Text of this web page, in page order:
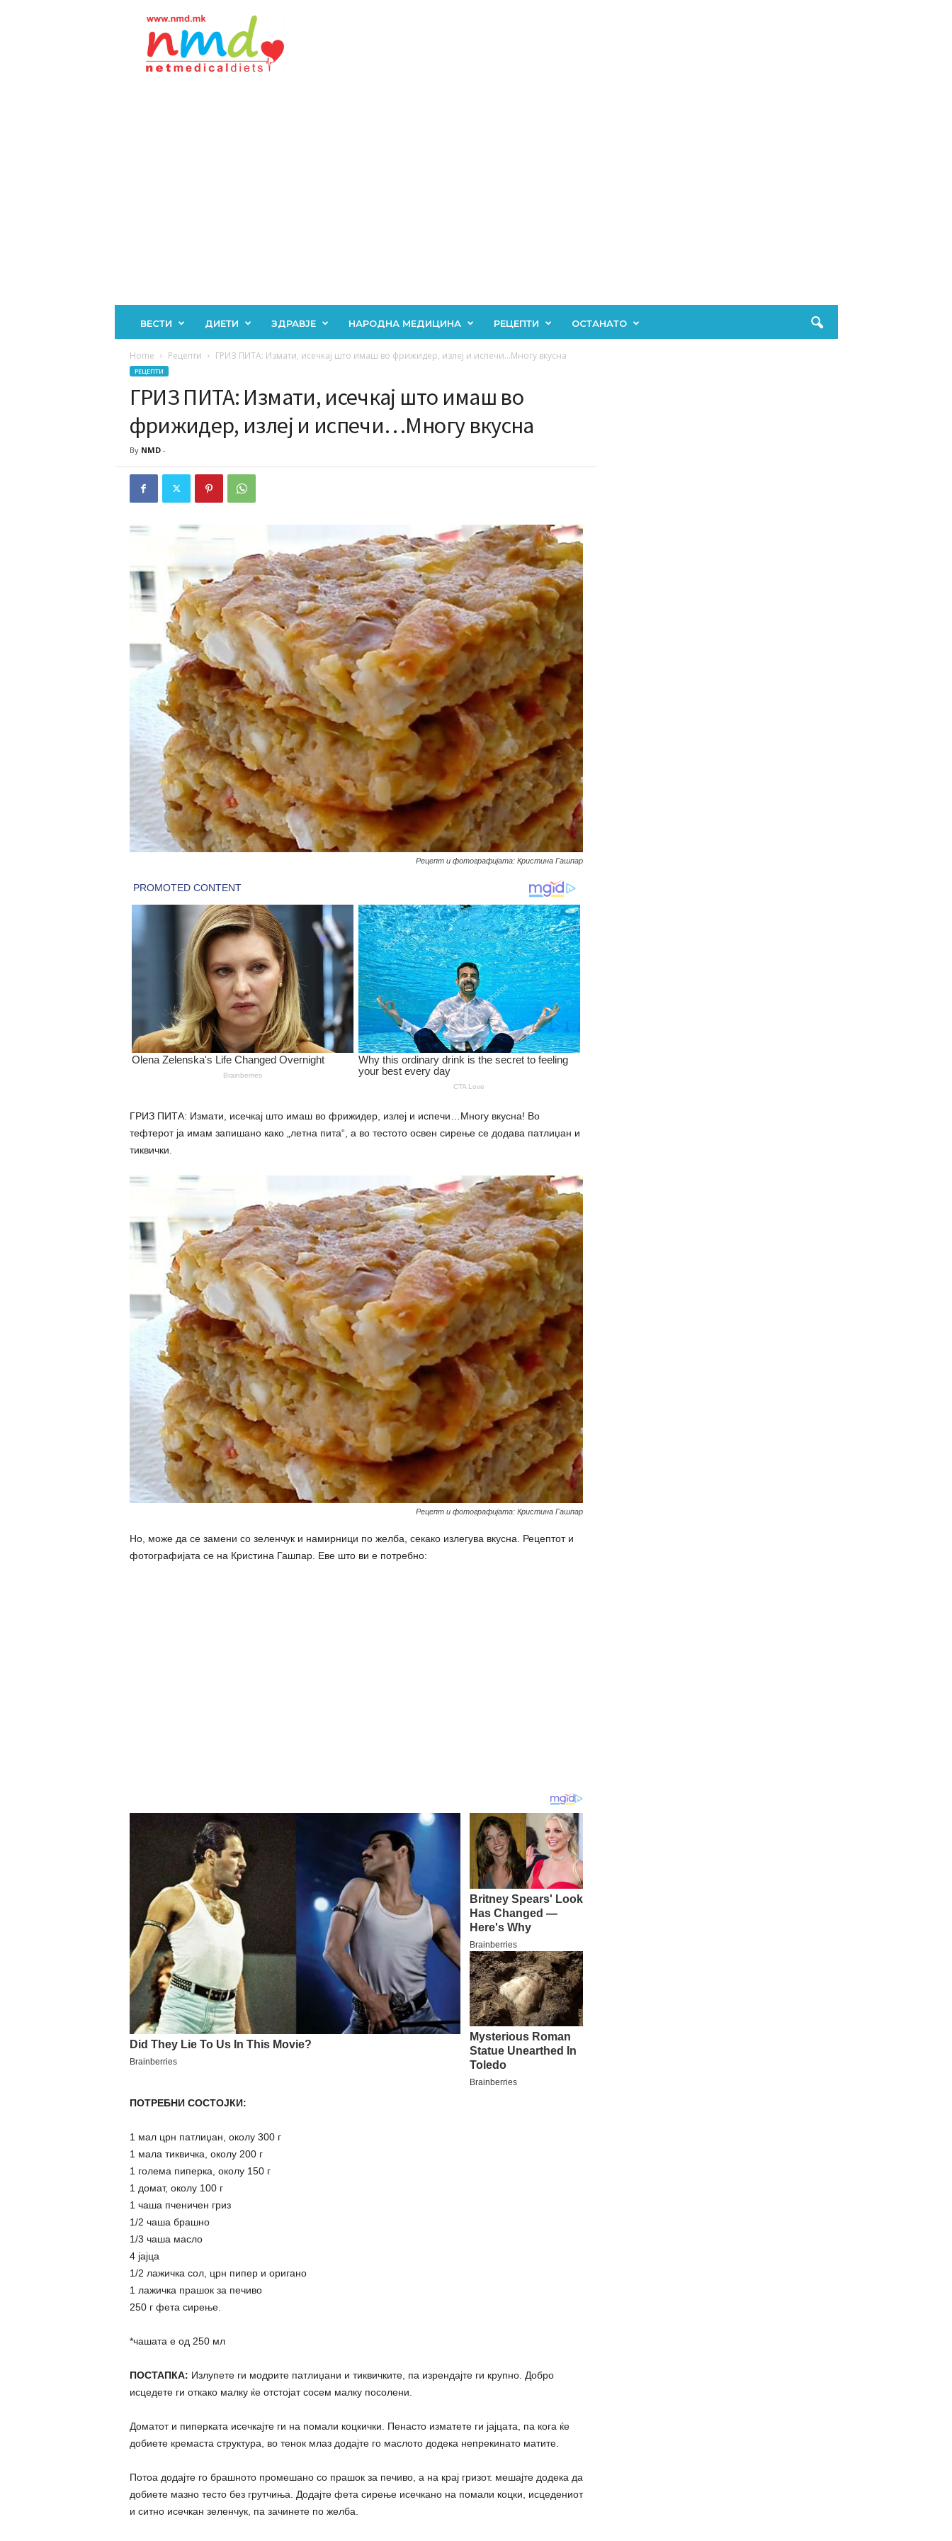
ВЕСТИ ДИЕТИ ЗДРАВЈЕ НАРОДНА МЕДИЦИНА РЕЦЕПТИ ОСТАНАТО
Home Рецепти ГРИЗ ПИТА: Измати, исечкај што имаш во фрижидер, излеј и испечи…Многу вкусна
РЕЦЕПТИ
ГРИЗ ПИТА: Измати, исечкај што имаш во
фрижидер, излеј и испечи…Многу вкусна
By NMD-
Рецепт и фотографијата: Кристина Гашпар
ГРИЗ ПИТА: Измати, исечкај што имаш во фрижидер, излеј и испечи…Многу вкусна! Во
тефтерот ја имам запишано како „летна пита“, а во тестото освен сирење се додава патлиџан и
тиквички.
Рецепт и фотографијата: Кристина Гашпар
Но, може да се замени со зеленчук и намирници по желба, секако излегува вкусна. Рецептот и
фотографијата се на Кристина Гашпар. Еве што ви е потребно:
ПОТРЕБНИ СОСТОЈКИ:
1 мал црн патлиџан, околу 300 г
1 мала тиквичка, околу 200 г
1 голема пиперка, околу 150 г
1 домат, околу 100 г
1 чаша пченичен гриз
1/2 чаша брашно
1/3 чаша масло
4 јајца
1/2 лажичка сол, црн пипер и оригано
1 лажичка прашок за печиво
250 г фета сирење.
*чашата е од 250 мл
ПОСТАПКА: Излупете ги модрите патлиџани и тиквичките, па изрендајте ги крупно. Добро
исцедете ги откако малку ќе отстојат сосем малку посолени.
Доматот и пиперката исечкајте ги на помали коцкички. Пенасто изматете ги јајцата, па кога ќе
добиете кремаста структура, во тенок млаз додајте го маслото додека непрекинато матите.
Потоа додајте го брашното промешано со прашок за печиво, а на крај гризот. мешајте додека да
добиете мазно тесто без грутчиња. Додајте фета сирење исечкано на помали коцки, исцедениот
и ситно исечкан зеленчук, па зачинете по желба.